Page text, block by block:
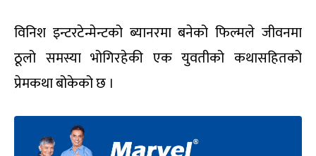
विनिश इन्टरटेन्मेन्टको ब्यानरमा बनेको फिल्मले जीवनमा
ठूलो समस्या भोगिरहेकी एक युवतीको कथासहितको
प्रेमकथा बोकेको छ ।